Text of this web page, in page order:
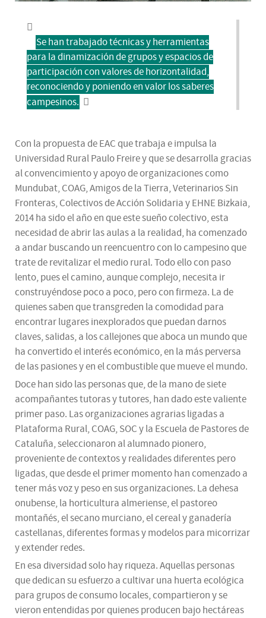
Se han trabajado técnicas y herramientas
para la dinamización de grupos y espacios de
participación con valores de horizontalidad,
reconociendo y poniendo en valor los saberes
campesinos.
Con la propuesta de EAC que trabaja e impulsa la
Universidad Rural Paulo Freire y que se desarrolla gracias
al convencimiento y apoyo de organizaciones como
Mundubat, COAG, Amigos de la Tierra, Veterinarios Sin
Fronteras, Colectivos de Acción Solidaria y EHNE Bizkaia,
2014 ha sido el año en que este sueño colectivo, esta
necesidad de abrir las aulas a la realidad, ha comenzado
a andar buscando un reencuentro con lo campesino que
trate de revitalizar el medio rural. Todo ello con paso
lento, pues el camino, aunque complejo, necesita ir
construyéndose poco a poco, pero con firmeza. La de
quienes saben que transgreden la comodidad para
encontrar lugares inexplorados que puedan darnos
claves, salidas, a los callejones que aboca un mundo que
ha convertido el interés económico, en la más perversa
de las pasiones y en el combustible que mueve el mundo.
Doce han sido las personas que, de la mano de siete
acompañantes tutoras y tutores, han dado este valiente
primer paso. Las organizaciones agrarias ligadas a
Plataforma Rural, COAG, SOC y la Escuela de Pastores de
Cataluña, seleccionaron al alumnado pionero,
proveniente de contextos y realidades diferentes pero
ligadas, que desde el primer momento han comenzado a
tener más voz y peso en sus organizaciones. La dehesa
onubense, la horticultura almeriense, el pastoreo
montañés, el secano murciano, el cereal y ganadería
castellanas, diferentes formas y modelos para micorrizar
y extender redes.
En esa diversidad solo hay riqueza. Aquellas personas
que dedican su esfuerzo a cultivar una huerta ecológica
para grupos de consumo locales, compartieron y se
vieron entendidas por quienes producen bajo hectáreas